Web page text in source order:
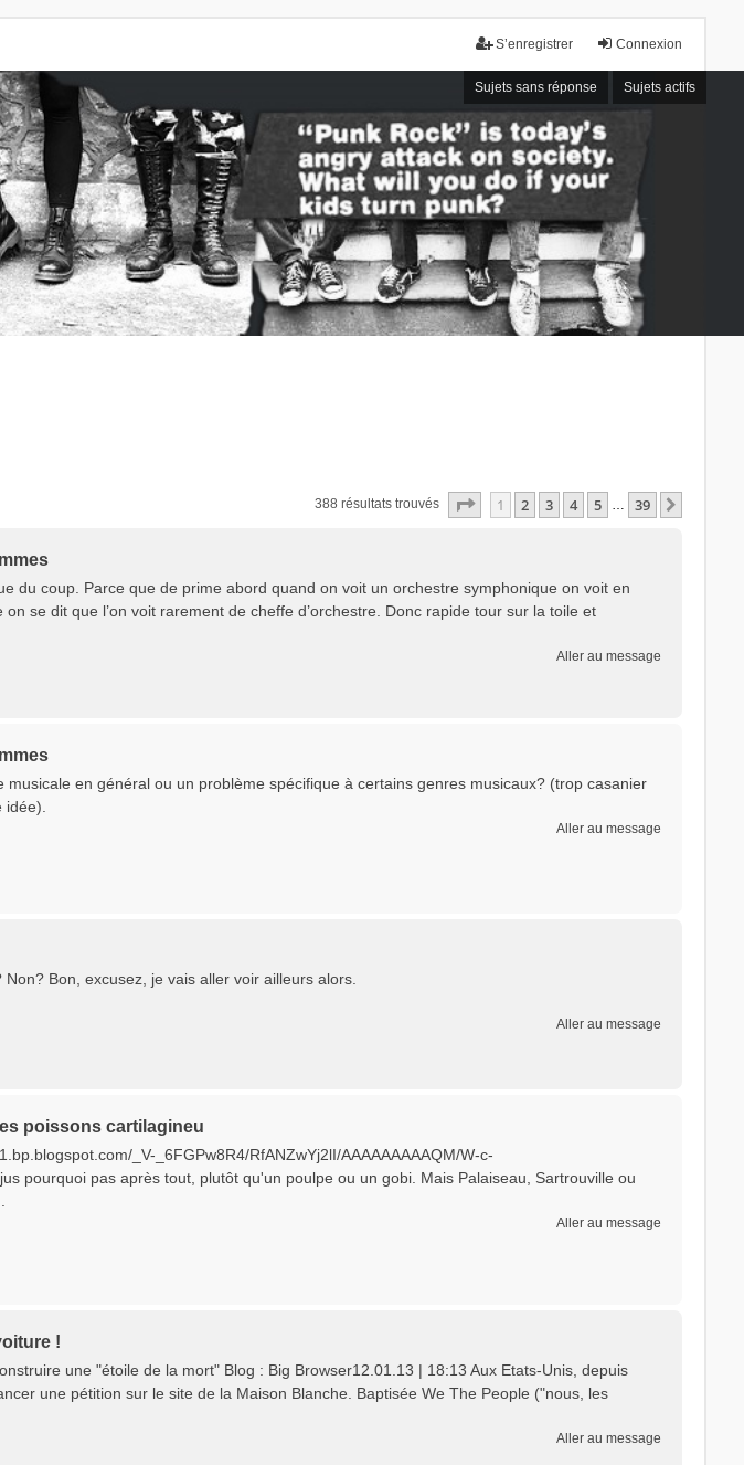
Connexion
S’enregistrer
Sujets sans réponse Sujets actifs
388 résultats trouvés Page sur39
1 2 3 4 5 … 39
du coup. Parce que de prime abord quand on voit un orchestre symphonique on voit en
se dit que l’on voit rarement de cheffe d’orchestre. Donc rapide tour sur la toile et
Aller au message
en général ou un problème spécifique à certains genres musicaux? (trop casanier
Aller au message
Bon, excusez, je vais aller voir ailleurs alors.
Aller au message
poissons cartilagineu
_V-_6FGPw8R4/RfANZwYj2lI/AAAAAAAAAQM/W-c-
pourquoi pas après tout, plutôt qu'un poulpe ou un gobi. Mais Palaiseau, Sartrouville ou
Aller au message
!
une "étoile de la mort" Blog : Big Browser12.01.13 | 18:13 Aux Etats-Unis, depuis
une pétition sur le site de la Maison Blanche. Baptisée We The People ("nous, les
Aller au message